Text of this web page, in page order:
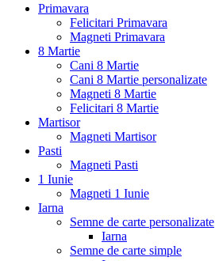
Primavara
Felicitari Primavara
Magneti Primavara
8 Martie
Cani 8 Martie
Cani 8 Martie personalizate
Magneti 8 Martie
Felicitari 8 Martie
Martisor
Magneti Martisor
Pasti
Magneti Pasti
1 Iunie
Magneti 1 Iunie
Iarna
Semne de carte personalizate
Iarna
Semne de carte simple